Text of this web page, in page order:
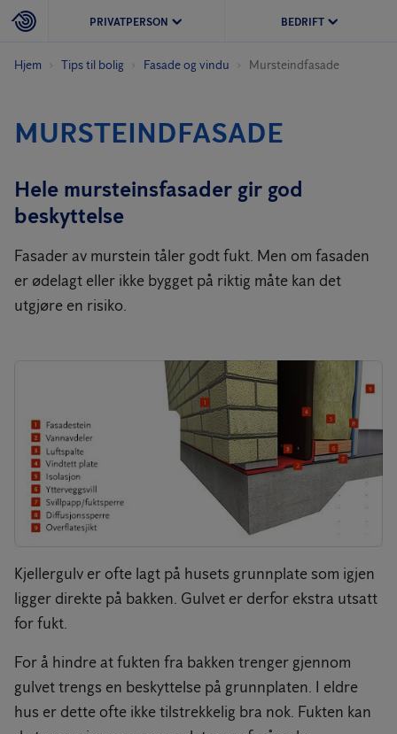
PRIVATPERSON BEDRIFT
Hjem Tips til bolig Fasade og vindu Mursteindfasade
MURSTEINDFASADE
Hele mursteinsfasader gir god
beskyttelse
Fasader av murstein tåler godt fukt. Men om fasaden
er ødelagt eller ikke bygget på riktig måte kan det
utgjøre en risiko.
Kjellergulv er ofte lagt på husets grunnplate som igjen
ligger direkte på bakken. Gulvet er derfor ekstra utsatt
for fukt.
For å hindre at fukten fra bakken trenger gjennom
gulvet trengs en beskyttelse på grunnplaten. I eldre
hus er dette ofte ikke tilstrekkelig bra nok. Fukten kan